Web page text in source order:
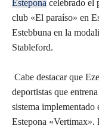
Estepona celebrado el
club «El paraíso» en
Estebbuna en la
Stableford.
Cabe destacar que
deportistas que
sistema
Estepona «Vertimax».